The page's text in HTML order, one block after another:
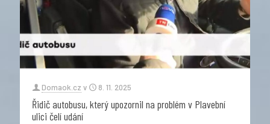
Domaok.cz v 8. 11. 2025
Řidič autobusu, který upozornil na problém v Plavební
ulici čelí udání